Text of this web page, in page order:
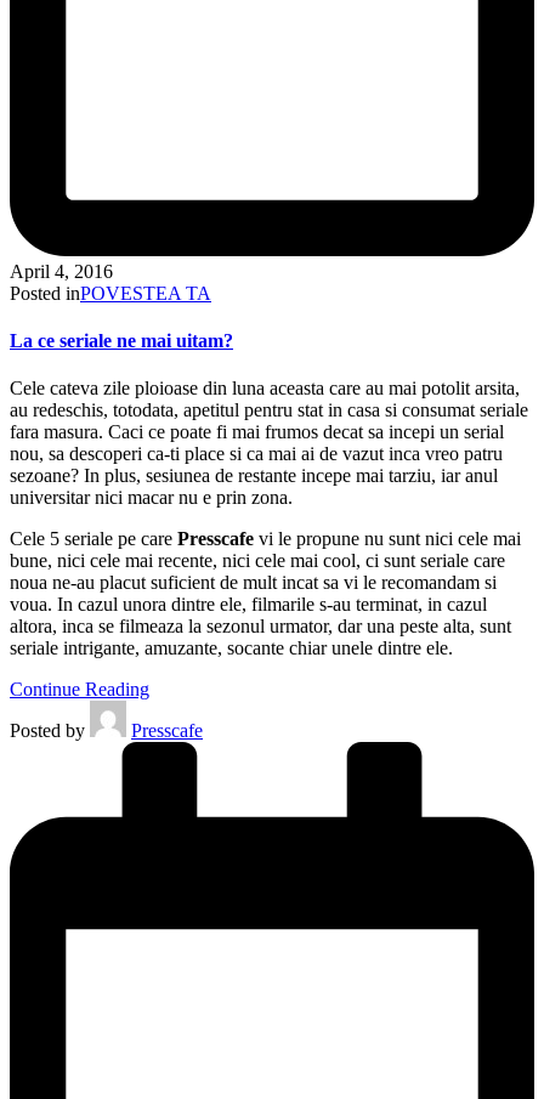
April 4, 2016
Posted inPOVESTEA TA
La ce seriale ne mai uitam?
Cele cateva zile ploioase din luna aceasta care au mai potolit arsita,
au redeschis, totodata, apetitul pentru stat in casa si consumat seriale
fara masura. Caci ce poate fi mai frumos decat sa incepi un serial
nou, sa descoperi ca-ti place si ca mai ai de vazut inca vreo patru
sezoane? In plus, sesiunea de restante incepe mai tarziu, iar anul
universitar nici macar nu e prin zona.
Cele 5 seriale pe care Presscafe vi le propune nu sunt nici cele mai
bune, nici cele mai recente, nici cele mai cool, ci sunt seriale care
noua ne-au placut suficient de mult incat sa vi le recomandam si
voua. In cazul unora dintre ele, filmarile s-au terminat, in cazul
altora, inca se filmeaza la sezonul urmator, dar una peste alta, sunt
seriale intrigante, amuzante, socante chiar unele dintre ele.
Continue Reading
Posted by
Presscafe